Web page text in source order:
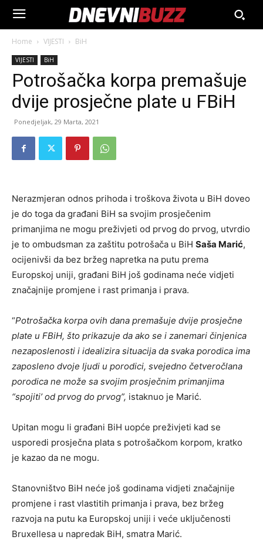
Home VIJESTI BiH
VIJESTI BiH
Potrošačka korpa premašuje
dvije prosječne plate u FBiH
Ponedjeljak, 29 Marta, 2021
Nerazmjeran odnos prihoda i troškova života u BiH doveo
je do toga da građani BiH sa svojim prosječenim
primanjima ne mogu preživjeti od prvog do prvog, utvrdio
je to ombudsman za zaštitu potrošača u BiH Saša Marić,
ocijenivši da bez bržeg napretka na putu prema
Europskoj uniji, građani BiH još godinama neće vidjeti
značajnije promjene i rast primanja i prava.
“Potrošačka korpa ovih dana premašuje dvije prosječne
plate u FBiH, što prikazuje da ako se i zanemari činjenica
nezaposlenosti i idealizira situacija da svaka porodica ima
zaposleno dvoje ljudi u porodici, svejedno četveročlana
porodica ne može sa svojim prosječnim primanjima
“spojiti’ od prvog do prvog”, istaknuo je Marić.
Upitan mogu li građani BiH uopće preživjeti kad se
usporedi prosječna plata s potrošačkom korpom, kratko
je kazao da ne mogu.
Stanovništvo BiH neće još godinama vidjeti značajnije
promjene i rast vlastitih primanja i prava, bez bržeg
razvoja na putu ka Europskoj uniji i veće uključenosti
Bruxellesa u napredak BiH, smatra Marić.